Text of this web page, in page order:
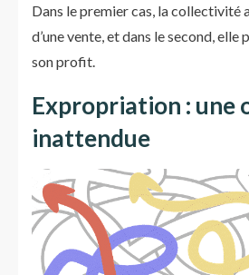
Dans le premier cas, la collectivité
d’une vente, et dans le second, elle
son profit.
Expropriation : une
inattendue